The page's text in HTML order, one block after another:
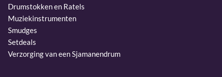
Drumstokken en Ratels
Muziekinstrumenten
Smudges
Setdeals
Verzorging van een Sjamanendrum